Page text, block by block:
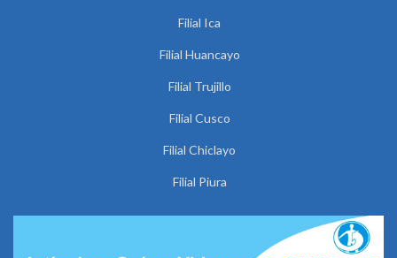
Filial Ica
Filial Huancayo
Filial Trujillo
Filial Cusco
Filial Chiclayo
Filial Piura